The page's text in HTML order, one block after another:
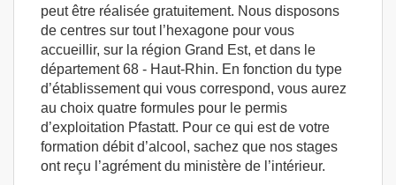
peut être réalisée gratuitement. Nous disposons
de centres sur tout l’hexagone pour vous
accueillir, sur la région Grand Est, et dans le
département 68 - Haut-Rhin. En fonction du type
d’établissement qui vous correspond, vous aurez
au choix quatre formules pour le permis
d’exploitation Pfastatt. Pour ce qui est de votre
formation débit d’alcool, sachez que nos stages
ont reçu l’agrément du ministère de l’intérieur.